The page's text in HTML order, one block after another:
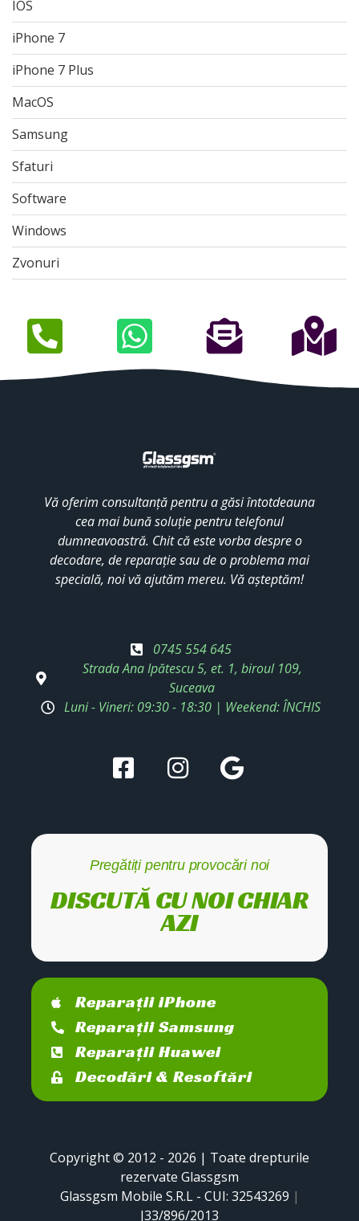
IOS
iPhone 7
iPhone 7 Plus
MacOS
Samsung
Sfaturi
Software
Windows
Zvonuri
Vă oferim consultanță pentru a găsi întotdeauna
cea mai bună soluție pentru telefonul
dumneavoastră. Chit că este vorba despre o
decodare, de reparație sau de o problema mai
specială, noi vă ajutăm mereu. Vă așteptăm!
0745 554 645
Strada Ana Ipătescu 5, et. 1, biroul 109,
Suceava
Luni - Vineri: 09:30 - 18:30 | Weekend: ÎNCHIS
Pregătiți pentru provocări noi
DISCUTĂ CU NOI CHIAR
AZI
Reparații iPhone
Reparații Samsung
Reparații Huawei
Decodări & Resoftări
Copyright © 2012 - 2026 | Toate drepturile
rezervate Glassgsm
Glassgsm Mobile S.R.L - CUI: 32543269 |
J33/896/2013